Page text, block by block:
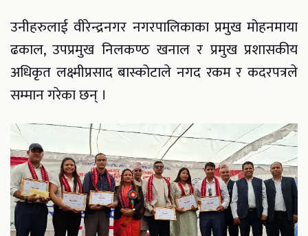
उनीहरुलाई वीरेन्द्रनगर नगरपालिकाका प्रमुख मोहनमाया
ढकाल, उपप्रमुख निलकण्ठ खनाल र प्रमुख प्रशासकीय
अधिकृत लक्ष्मीप्रसाद बास्कोटाले नगद रकम र कदरपत्रले
सम्मान गरेका छन् ।